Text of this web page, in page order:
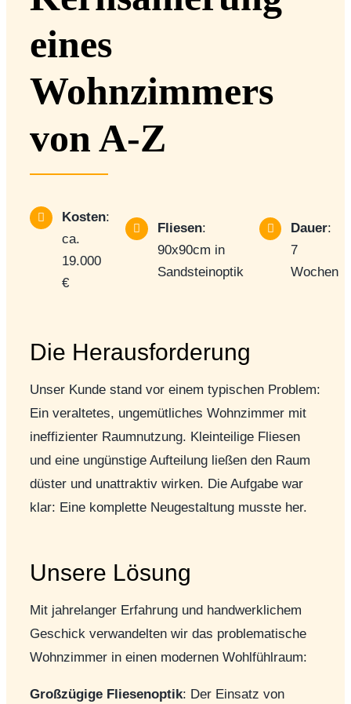
eines
Wohnzimmers
von A-Z
Kosten:
ca.
19.000
€
Fliesen:
90x90cm in
Sandsteinoptik
Dauer:
7
Wochen
Die Herausforderung
Unser Kunde stand vor einem typischen Problem:
Ein veraltetes, ungemütliches Wohnzimmer mit
ineffizienter Raumnutzung. Kleinteilige Fliesen
und eine ungünstige Aufteilung ließen den Raum
düster und unattraktiv wirken. Die Aufgabe war
klar: Eine komplette Neugestaltung musste her.
Unsere Lösung
Mit jahrelanger Erfahrung und handwerklichem
Geschick verwandelten wir das problematische
Wohnzimmer in einen modernen Wohlfühlraum:
Großzügige Fliesenoptik: Der Einsatz von